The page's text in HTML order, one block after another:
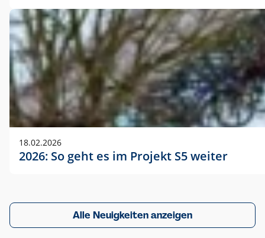
18.02.2026
2026: So geht es im Projekt S5 weiter
Alle Neuigkeiten anzeigen